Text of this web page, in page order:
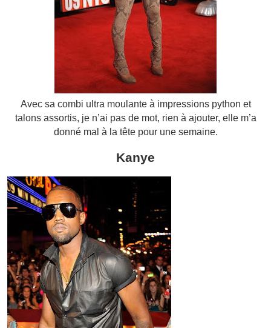
Avec sa combi ultra moulante à impressions python et
talons assortis, je n’ai pas de mot, rien à ajouter, elle m’a
donné mal à la tête pour une semaine.
Kanye